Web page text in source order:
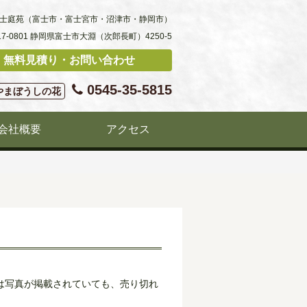
苑（富士市・富士宮市・沼津市・静岡市）
0801 静岡県富士市大淵（次郎長町）4250-5
無料見積り・お問い合わせ
まぼうしの花 0545-35-5815
社概要 アクセス
真が掲載されていても、売り切れ